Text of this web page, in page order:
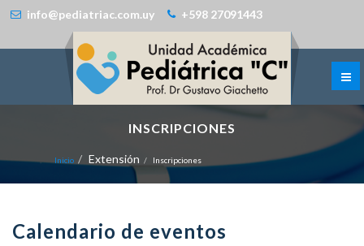
info@pediatriac.com.uy +598 27091443
INSCRIPCIONES
Inicio Extensión Inscripciones
Calendario de eventos